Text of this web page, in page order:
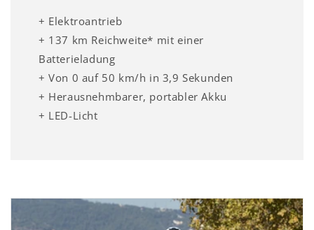
+ Elektroantrieb
+ 137 km Reichweite* mit einer
Batterieladung
+ Von 0 auf 50 km/h in 3,9 Sekunden
+ Herausnehmbarer, portabler Akku
+ LED-Licht